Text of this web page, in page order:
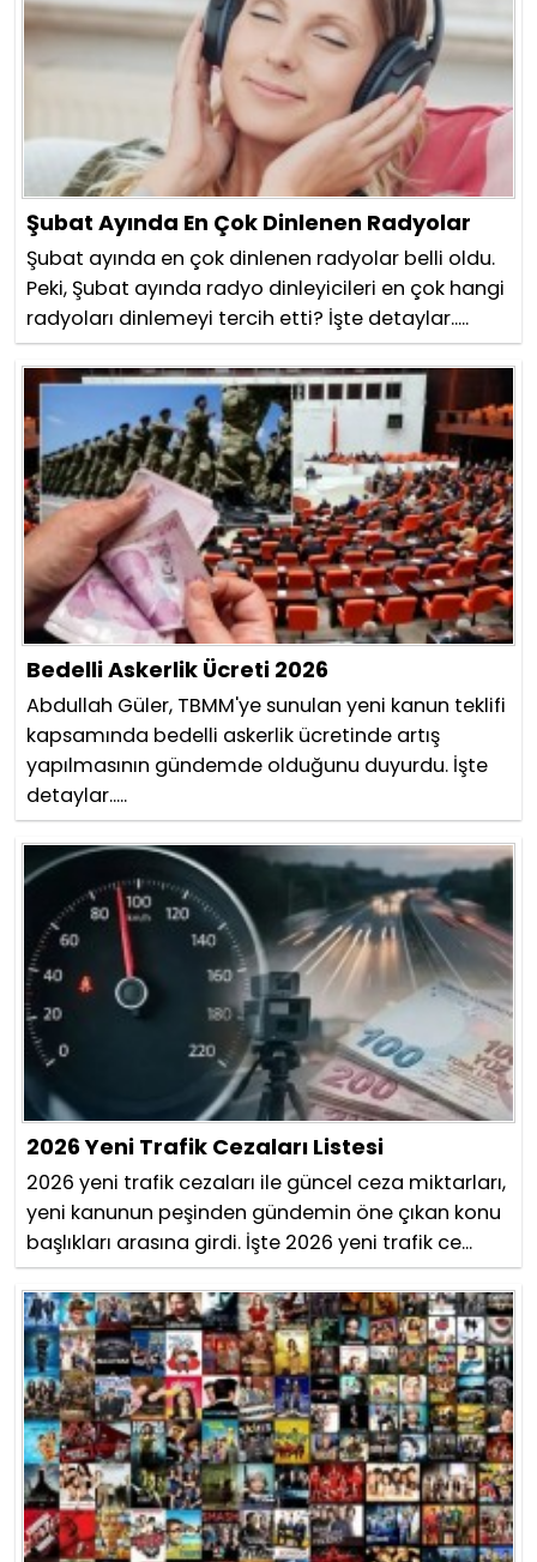
Şubat Ayında En Çok Dinlenen Radyolar
Şubat ayında en çok dinlenen radyolar belli oldu.
Peki, Şubat ayında radyo dinleyicileri en çok hangi
radyoları dinlemeyi tercih etti? İşte detaylar.....
Bedelli Askerlik Ücreti 2026
Abdullah Güler, TBMM'ye sunulan yeni kanun teklifi
kapsamında bedelli askerlik ücretinde artış
yapılmasının gündemde olduğunu duyurdu. İşte
detaylar.....
2026 Yeni Trafik Cezaları Listesi
2026 yeni trafik cezaları ile güncel ceza miktarları,
yeni kanunun peşinden gündemin öne çıkan konu
başlıkları arasına girdi. İşte 2026 yeni trafik ce...